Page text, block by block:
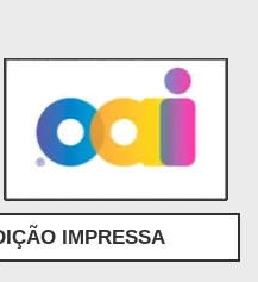
IMPRESSA